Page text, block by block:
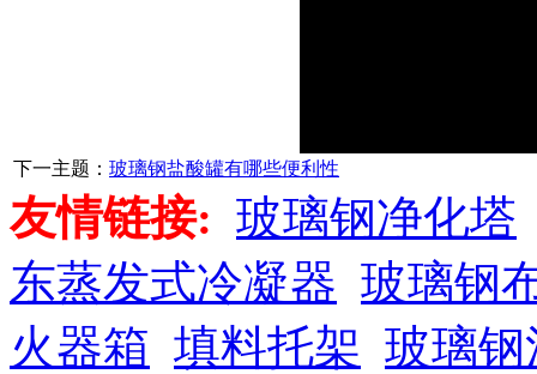
下一主题： 玻璃钢盐酸罐有哪些便利性
友情链接: 玻璃钢净化塔
东蒸发式冷凝器 玻璃钢
火器箱 填料托架 玻璃